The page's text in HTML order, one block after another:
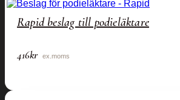
Rapid beslag till podieläktare
416kr ex.moms